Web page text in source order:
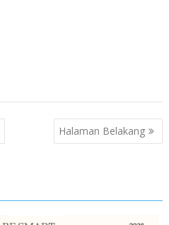
Halaman Belakang